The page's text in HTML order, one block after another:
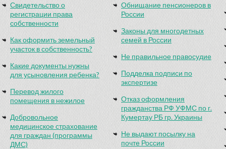
Свидетельство о
регистрации права
собственности
Как оформить земельный
участок в собственность?
Какие документы нужны
для усыновления ребенка?
Перевод жилого
помещения в нежилое
Добровольное
медицинское страхование
для граждан (программы
ДМС)
Обнищание пенсионеров в
России
Законы для многодетных
семей в России
Не правильное правосудие
Подделка подписи по
экспертизе
Отказ оформления
гражданства РФ УФМС по г.
Кумертау РБ гр. Украины
Не выдают посылку на
почте России